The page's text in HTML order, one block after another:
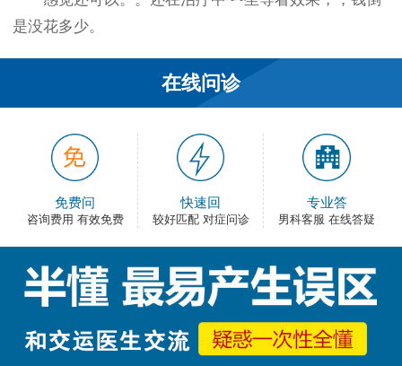
是没花多少。
韦之风：
老医生就是好，不像某些医院的医生，脾气大死
和平网友：
护士都很不错，服务好热情，看病很舒心。
手术费用还能接受，早上去的，下午就正常上班
了，出血不多，还不错。
大叔：
很满意，有检查报告单，也不用重新检查了，关键
在线问诊
免费问
咨询费用 有效免费
快速回
较好匹配 对症问诊
专业答
男科客服 在线答疑